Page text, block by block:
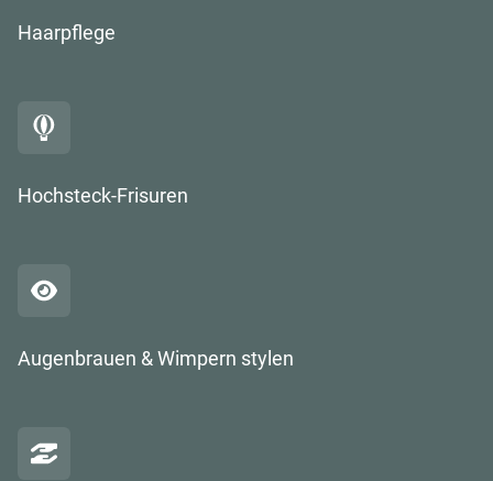
Haarpflege
Hochsteck-Frisuren
Augenbrauen & Wimpern stylen